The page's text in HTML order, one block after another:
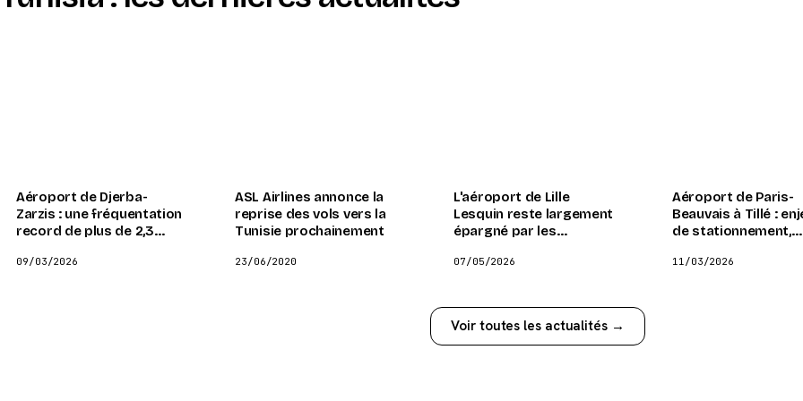
Aéroport de Djerba-
Zarzis : une fréquentation
record de plus de 2,3
prévue en 2025, avec une
09/03/2026
ASL Airlines annonce la
reprise des vols vers la
Tunisie prochainement
23/06/2020
L'aéroport de Lille
Lesquin reste largement
épargné par les
Moyen-Orient
07/05/2026
Aéroport de Paris-
Beauvais à Tillé :
de stationnement,
avions secouent les
11/03/2026
Voir toutes les actualités →